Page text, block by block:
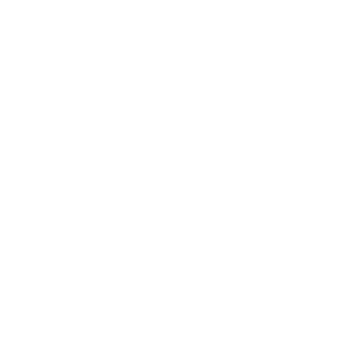
Arasa. Leia nossos conteúdos!
Arasa. Leia nossos conteúdos!